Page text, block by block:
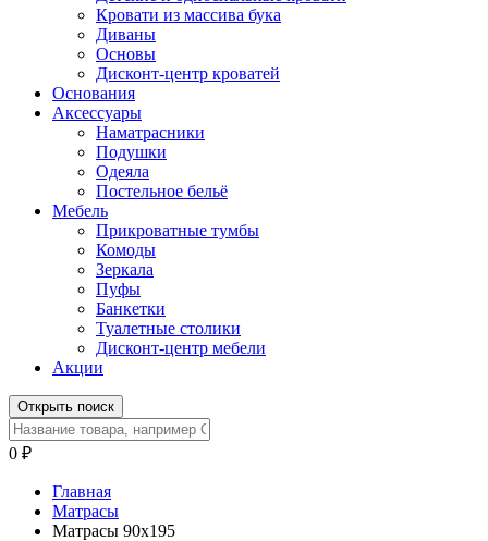
Кровати из массива бука
Диваны
Основы
Дисконт-центр кроватей
Основания
Аксессуары
Наматрасники
Подушки
Одеяла
Постельное бельё
Мебель
Прикроватные тумбы
Комоды
Зеркала
Пуфы
Банкетки
Туалетные столики
Дисконт-центр мебели
Акции
Открыть поиск
0 ₽
Главная
Матрасы
Матрасы 90х195